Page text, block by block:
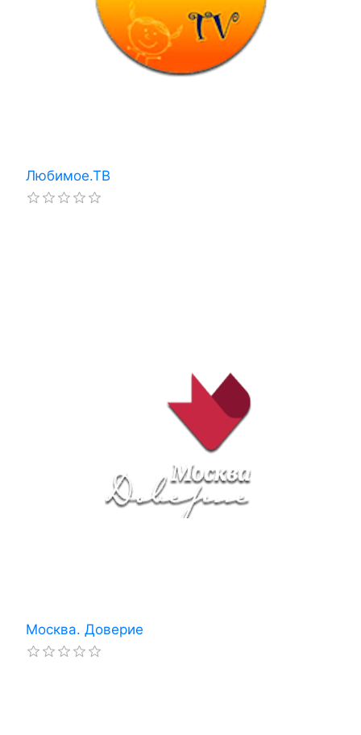
Любимое.ТВ
Москва. Доверие